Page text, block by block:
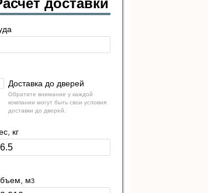
доставки
Доставка до дверей
Обратите внимание у каждой
компании могут быть свои условия
доставки до дверей.
кг
м3